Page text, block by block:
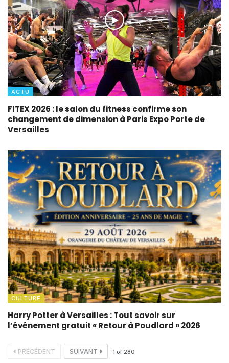
ACTU
FITEX 2026 : le salon du fitness confirme son
changement de dimension à Paris Expo Porte de
Versailles
CULTURE
Harry Potter à Versailles : Tout savoir sur
l’événement gratuit « Retour à Poudlard » 2026
PRÉCÉDENT SUIVANT 1 of 280